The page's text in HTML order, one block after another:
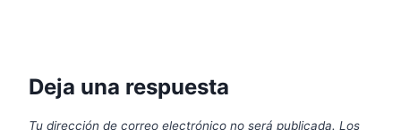
Deja una respuesta
Tu dirección de correo electrónico no será publicada. Los